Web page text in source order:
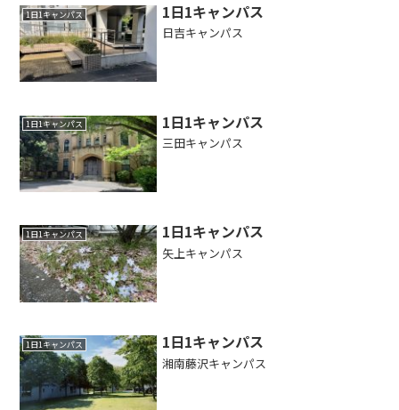
1日1キャンパス 1日1キャンパス
日吉キャンパス
1日1キャンパス 1日1キャンパス
三田キャンパス
1日1キャンパス 1日1キャンパス
矢上キャンパス
1日1キャンパス 1日1キャンパス
湘南藤沢キャンパス